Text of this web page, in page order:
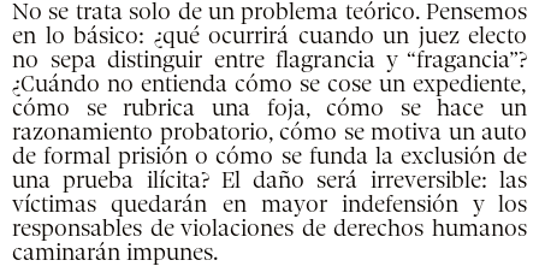
No se trata solo de un problema teórico. Pensemos
en lo básico: ¿qué ocurrirá cuando un juez electo
no sepa distinguir entre flagrancia y “fragancia”?
¿Cuándo no entienda cómo se cose un expediente,
cómo se rubrica una foja, cómo se hace un
razonamiento probatorio, cómo se motiva un auto
de formal prisión o cómo se funda la exclusión de
una prueba ilícita? El daño será irreversible: las
víctimas quedarán en mayor indefensión y los
responsables de violaciones de derechos humanos
caminarán impunes.